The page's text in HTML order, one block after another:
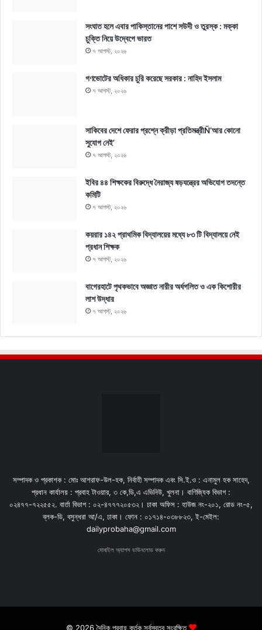
সংঘাত হলে এবার পাকিস্তানের পাশে সউদী ও তুরস্ক : মক্কা
চুক্তি নিয়ে উদ্বেগে ভারত
৭ আগস্ট, ২০২৬
গণভোটের অধিকার চুরি করেছে সরকার : নাহিদ ইসলাম
৭ আগস্ট, ২০২৬
সাকিবের দেশে ফেরার প্রশ্নে ক্রীড়া প্রতিমন্ত্রীÑ‘আর কোনো
সুযোগ নেই’
৭ আগস্ট, ২০২৬
ইবির ৪৪ শিক্ষকের বিরুদ্ধে নৈরাজ্য ষড়যন্ত্রের অভিযোগ তদন্তে
কমিটি
৭ আগস্ট, ২০২৬
কয়রার ১৪২ প্রাথমিক বিদ্যালয়ের মধ্যে ৮৩ টি বিদ্যালয়ে নেই
প্রধান শিক্ষক
৭ আগস্ট, ২০২৬
বাগেরহাটে পৃথকভাবে অজ্ঞাত নারীর অর্ধগলিত ও এক কিশোরীর
লাশ উদ্ধার
৭ আগস্ট, ২০২৬
সম্পাদক ও প্রকাশক : মোঃ আশরাফ-উল-হক, নির্বাহী সম্পাদক এবং সি.ই.ও : এনামুল হক সাহেদ,
প্রধান কার্যালয় : প্রবাহ টাওয়ার, ৩ কে,ডি,এ এভিনিউ, খুলনা। বাণিজ্যিক বিভাগ :
০২৪৭৭-৭২২৫৫২. বার্তা বিভাগ : ০২-৪৭৭৭২০৫৩২। ঢাকা অফিস : হাউজ নং-২০১, রোড নং-৫,
ব্লক-ডি, বসুন্ধরা আ/এ, ঢাকা। ফোন : ০১৭১৪-০৩৮৮২৩, ই-মেইল:
dailyprobaha@gmail.com
মোবাইল অ্যাপস ডাউনলোড করুন
© 2026 দৈনিক প্রবাহ কর্তৃক সর্বস্বত্ব সংরক্ষিত